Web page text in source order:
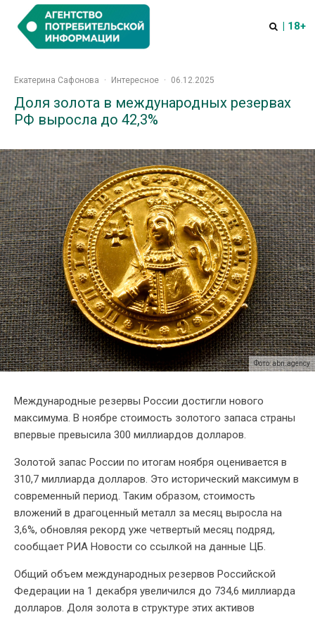
| 18+
Екатерина Сафонова · Интересное · 06.12.2025
Доля золота в международных резервах
РФ выросла до 42,3%
Фото: abn.agency
Международные резервы России достигли нового
максимума. В ноябре стоимость золотого запаса страны
впервые превысила 300 миллиардов долларов.
Золотой запас России по итогам ноября оценивается в
310,7 миллиарда долларов. Это исторический максимум в
современный период. Таким образом, стоимость
вложений в драгоценный металл за месяц выросла на
3,6%, обновляя рекорд уже четвертый месяц подряд,
сообщает РИА Новости со ссылкой на данные ЦБ.
Общий объем международных резервов Российской
Федерации на 1 декабря увеличился до 734,6 миллиарда
долларов. Доля золота в структуре этих активов